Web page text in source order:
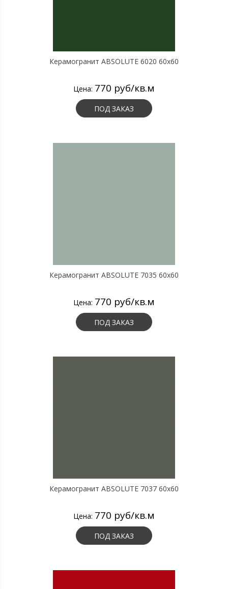
Керамогранит ABSOLUTE 6020 60х60
Цена: 770 руб/кв.м
ПОД ЗАКАЗ
Керамогранит ABSOLUTE 7035 60х60
Цена: 770 руб/кв.м
ПОД ЗАКАЗ
Керамогранит ABSOLUTE 7037 60х60
Цена: 770 руб/кв.м
ПОД ЗАКАЗ